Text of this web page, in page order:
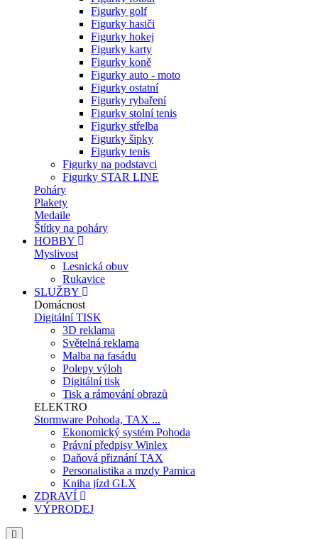
Figurky golf
Figurky hasiči
Figurky hokej
Figurky karty
Figurky koně
Figurky auto - moto
Figurky ostatní
Figurky rybaření
Figurky stolní tenis
Figurky střelba
Figurky šipky
Figurky tenis
Figurky na podstavci
Figurky STAR LINE
Poháry
Plakety
Medaile
Štítky na poháry
HOBBY
Myslivost
Lesnická obuv
Rukavice
SLUŽBY
Domácnost
Digitální TISK
3D reklama
Světelná reklama
Malba na fasádu
Polepy výloh
Digitální tisk
Tisk a rámování obrazů
ELEKTRO
Stormware Pohoda, TAX ...
Ekonomický systém Pohoda
Právní předpisy Winlex
Daňová přiznání TAX
Personalistika a mzdy Pamica
Kniha jízd GLX
ZDRAVÍ
VÝPRODEJ